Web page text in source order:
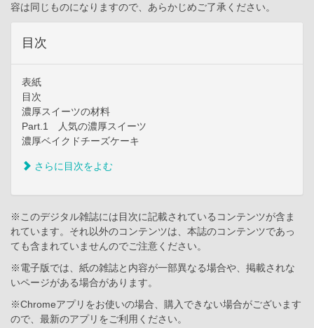
容は同じものになりますので、あらかじめご了承ください。
目次
表紙
目次
濃厚スイーツの材料
Part.1 人気の濃厚スイーツ
濃厚ベイクドチーズケーキ
さらに目次をよむ
※このデジタル雑誌には目次に記載されているコンテンツが含ま
れています。それ以外のコンテンツは、本誌のコンテンツであっ
ても含まれていませんのでご注意ください。
※電子版では、紙の雑誌と内容が一部異なる場合や、掲載されな
いページがある場合があります。
※Chromeアプリをお使いの場合、購入できない場合がございます
ので、最新のアプリをご利用ください。